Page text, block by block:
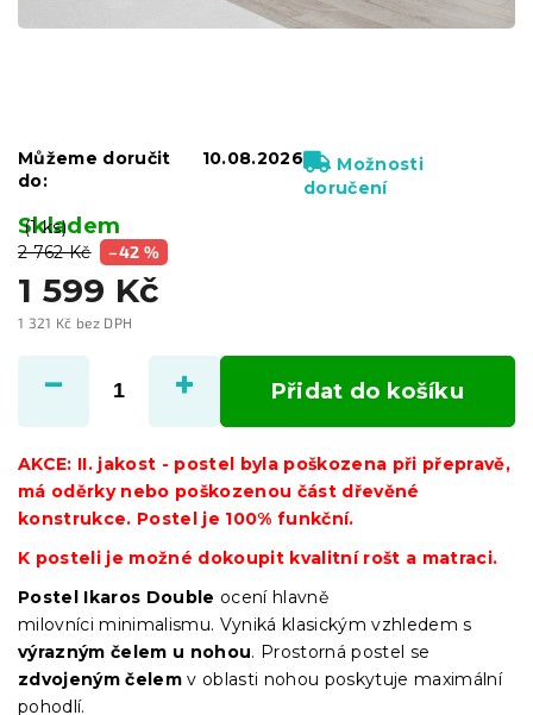
2 762 Kč –42 %
1 599 Kč
1 321 Kč bez DPH
cena:
Skladem
(1 ks)
Můžeme doručit
do:
10.08.2026
Možnosti
doručení
Přidat do košíku
AKCE: II. jakost - postel byla poškozena při přepravě,
má oděrky nebo poškozenou část dřevěné
konstrukce. Postel je 100% funkční.
K posteli je možné dokoupit kvalitní rošt a matraci.
Postel Ikaros Double ocení hlavně
milovníci minimalismu. Vyniká klasickým vzhledem s
výrazným čelem u nohou. Prostorná postel se
zdvojeným čelem v oblasti nohou poskytuje maximální
pohodlí.